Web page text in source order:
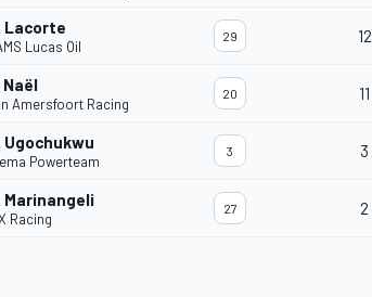
Lacorte
Lucas Oil
29 12
Naël
Amersfoort Racing
20 11
Ugochukwu
Powerteam
3 3
Marinangeli
Racing
27 2